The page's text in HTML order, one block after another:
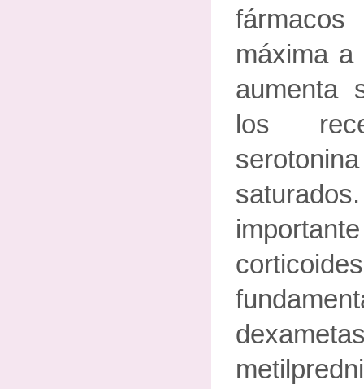
fármacos
máxima
aumenta
los